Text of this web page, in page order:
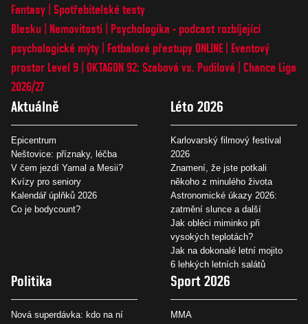
Fantasy Spotřebitelské testy
Blesku
Nemovitosti
Psychologika - podcast rozbíjející
psychologické mýty
Fotbalové přestupy ONLINE
Eventový
prostor Level 9 OKTAGON 92: Szabová vs. Pudilová
Chance Liga
2026/27
Aktuálně
Epicentrum
Neštovice: příznaky, léčba
V čem jezdí Yamal a Mesii?
Kvízy pro seniory
Kalendář úplňků 2026
Co je bodycount?
Léto 2026
Karlovarský filmový festival
2026
Znamení, že jste potkali
někoho z minulého života
Astronomické úkazy 2026:
zatmění slunce a další
Jak obléci miminko při
vysokých teplotách?
Jak na dokonalé letní mojito
6 lehkých letních salátů
Politika
Nová superdávka: kdo na ní
Sport 2026
MMA